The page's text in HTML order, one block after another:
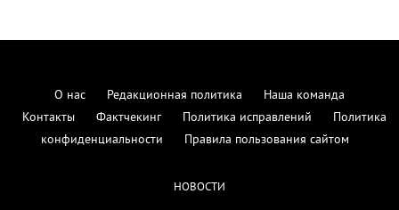
О нас Редакционная политика
Наша команда
Контакты
Фактчекинг Политика исправлений
Политика
конфиденциальности
Правила пользования сайтом
НОВОСТИ